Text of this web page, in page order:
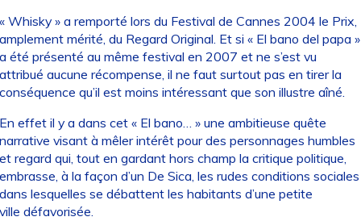
Whisky » a remporté lors du Festival de Cannes 2004 le Prix,
mérité, du Regard Original. Et si « El bano del papa »
été présenté au même festival en 2007 et ne s’est vu
aucune récompense, il ne faut surtout pas en tirer la
qu’il est moins intéressant que son illustre aîné.
effet il y a dans cet « El bano… » une ambitieuse quête
visant à mêler intérêt pour des personnages humbles
regard qui, tout en gardant hors champ la critique politique,
à la façon d’un De Sica, les rudes conditions sociales
lesquelles se débattent les habitants d’une petite
défavorisée.